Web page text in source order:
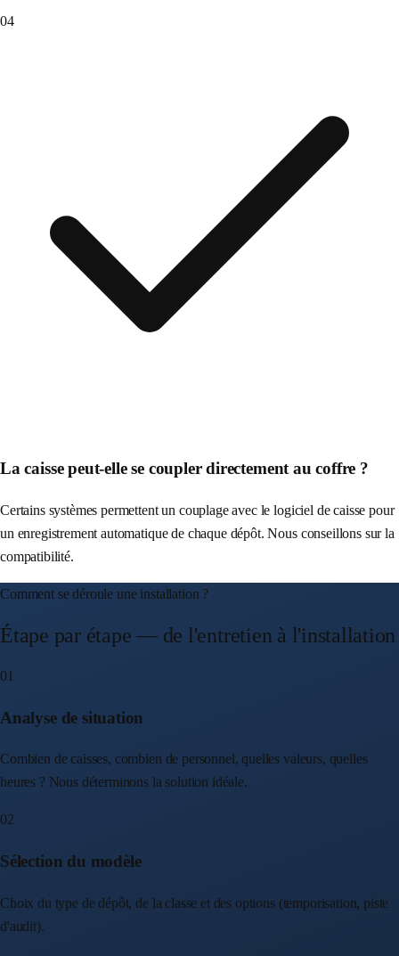
04
La caisse peut-elle se coupler directement au coffre ?
Certains systèmes permettent un couplage avec le logiciel de caisse pour
un enregistrement automatique de chaque dépôt. Nous conseillons sur la
compatibilité.
Comment se déroule une installation ?
Étape par étape — de l'entretien à l'installation
01
Analyse de situation
Combien de caisses, combien de personnel, quelles valeurs, quelles
heures ? Nous déterminons la solution idéale.
02
Sélection du modèle
Choix du type de dépôt, de la classe et des options (temporisation, piste
d'audit).